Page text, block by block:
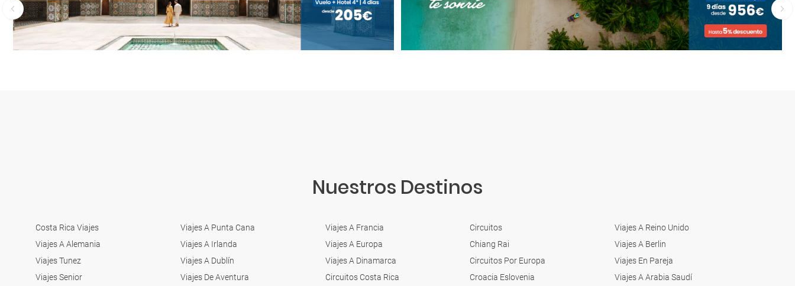
Nuestros Destinos
Costa Rica Viajes Viajes A Punta Cana Viajes A Francia Circuitos
Viajes A Reino Unido
Viajes A Alemania
Viajes A Irlanda Viajes A Europa Chiang Rai
Viajes A Berlin
Viajes Tunez
Viajes A Dublín Viajes A Dinamarca Circuitos Por Europa
Viajes En Pareja
Viajes Senior
Viajes De Aventura Circuitos Costa Rica Croacia Eslovenia Viajes A Arabia Saudí